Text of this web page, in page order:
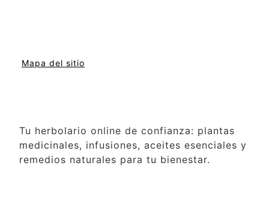
Mapa del sitio
Tu herbolario online de confianza: plantas
medicinales, infusiones, aceites esenciales y
remedios naturales para tu bienestar.